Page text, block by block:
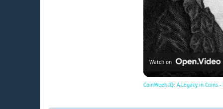
Watch on
CoinWeek IQ: A Legacy in Coins